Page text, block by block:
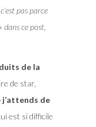
pas parce
dans ce post,
de la
de star,
de
est si difficile